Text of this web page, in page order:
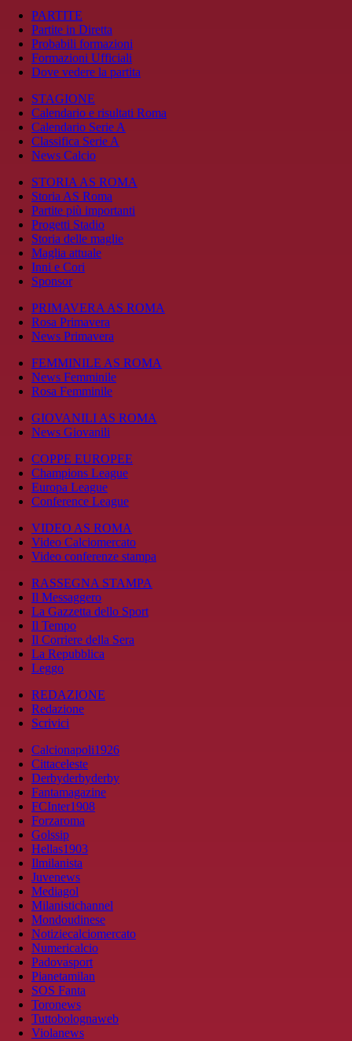
PARTITE
Partite in Diretta
Probabili formazioni
Formazioni Ufficiali
Dove vedere la partita
STAGIONE
Calendario e risultati Roma
Calendario Serie A
Classifica Serie A
News Calcio
STORIA AS ROMA
Storia AS Roma
Partite più importanti
Progetti Stadio
Storia delle maglie
Maglia attuale
Inni e Cori
Sponsor
PRIMAVERA AS ROMA
Rosa Primavera
News Primavera
FEMMINILE AS ROMA
News Femminile
Rosa Femminile
GIOVANILI AS ROMA
News Giovanili
COPPE EUROPEE
Champions League
Europa League
Conference League
VIDEO AS ROMA
Video Calciomercato
Video conferenze stampa
RASSEGNA STAMPA
Il Messaggero
La Gazzetta dello Sport
Il Tempo
Il Corriere della Sera
La Repubblica
Leggo
REDAZIONE
Redazione
Scrivici
Calcionapoli1926
Cittaceleste
Derbyderbyderby
Fantamagazine
FCInter1908
Forzaroma
Golssip
Hellas1903
Ilmilanista
Juvenews
Mediagol
Milanistichannel
Mondoudinese
Notiziecalciomercato
Numericalcio
Padovasport
Pianetamilan
SOS Fanta
Toronews
Tuttobolognaweb
Violanews